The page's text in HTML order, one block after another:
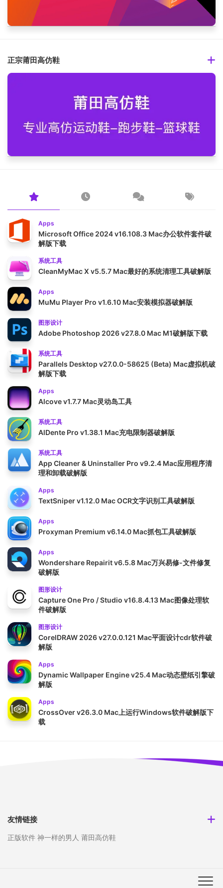
正宗莆田高仿鞋
Apps
Microsoft Office 2024 v16.108.3 Mac办公软件套件破
解版下载
系统工具
CleanMyMac X v5.5.7 Mac最好的系统清理工具破解版
Apps
MuMu Player Pro v1.6.10 Mac安装模拟器破解版
图形设计
Adobe Photoshop 2026 v27.8.0 Mac M1破解版下载
系统工具
Parallels Desktop v27.0.0-58625 (Beta) Mac虚拟机破
解版下载
Apps
Alcove v1.7.7 Mac灵动岛工具
系统工具
AlDente Pro v1.38.1 Mac充电限制器破解版
系统工具
App Cleaner & Uninstaller Pro v9.2.4 Mac应用程序清
理和卸载破解版
Apps
TextSniper v1.12.0 Mac OCR文字识别工具破解版
Apps
Proxyman Premium v6.14.0 Mac抓包工具破解版
Apps
Wondershare Repairit v6.5.8 Mac万兴易修-文件修复
破解版
图形设计
Capture One Pro / Studio v16.8.4.13 Mac图像处理软
件破解版
图形设计
CorelDRAW 2026 v27.0.0.121 Mac平面设计cdr软件破
解版
Apps
Dynamic Wallpaper Engine v25.4 Mac动态壁纸引擎破
解版
Apps
CrossOver v26.3.0 Mac上运行Windows软件破解版下
载
友情链接
正版软件 神一样的男人 莆田高仿鞋